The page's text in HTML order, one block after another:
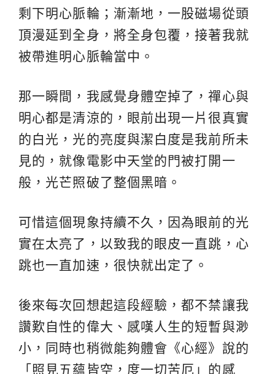
剩下明心脈輪；漸漸地，一股磁場從頭
頂漫延到全身，將全身包覆，接著我就
被帶進明心脈輪當中。
那一瞬間，我感覺身體空掉了，禪心與
明心都是清涼的，眼前出現一片很真實
的白光，光的亮度與潔白度是我前所未
見的，就像電影中天堂的門被打開一
般，光芒照破了整個黑暗。
可惜這個現象持續不久，因為眼前的光
實在太亮了，以致我的眼皮一直跳，心
跳也一直加速，很快就出定了。
後來每次回想起這段經驗，都不禁讓我
讚歎自性的偉大、感嘆人生的短暫與渺
小，同時也稍微能夠體會《心經》說的
「照見五蘊皆空，度一切苦厄」的感